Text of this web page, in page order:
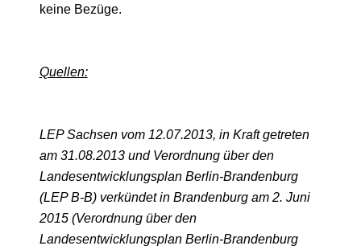
keine Bezüge.
Quellen:
LEP Sachsen vom 12.07.2013, in Kraft getreten
am 31.08.2013 und Verordnung über den
Landesentwicklungsplan Berlin-Brandenburg
(LEP B-B) verkündet in Brandenburg am 2. Juni
2015 (Verordnung über den
Landesentwicklungsplan Berlin-Brandenburg